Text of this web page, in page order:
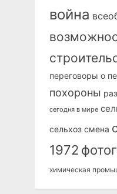
война
переговоры о
похороны
сегодня в мире
сельхоз смена
1972
химическая